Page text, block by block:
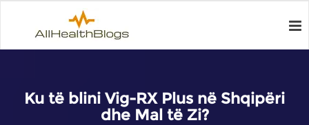
Ku të blini Vig-RX Plus në Shqipëri
dhe Mal të Zi?